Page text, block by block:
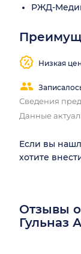
РЖД-
Низкая
Сведения
Данные
Если вы
хотите
Отзывы
Гульназ